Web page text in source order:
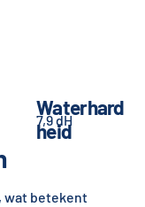
wat betekent
Waterhard
heid
7,9 dH